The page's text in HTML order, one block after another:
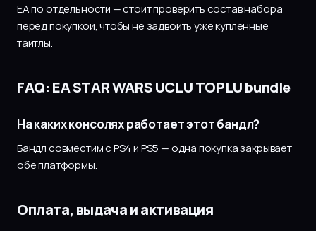
EA по отдельности — стоит проверить состав набора
перед покупкой, чтобы не задвоить уже купленные
тайтлы.
FAQ: EA STAR WARS UCLU TOPLU bundle
На каких консолях работает этот бандл?
Бандл совместим с PS4 и PS5 — одна покупка закрывает
обе платформы.
Оплата, выдача и активация